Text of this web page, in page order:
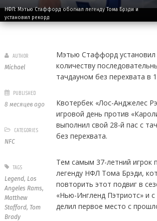
НФЛ: Мэтью Стаффорд обогнал легенду Тома Брэди и
установил рекорд
Мэтью Стаффорд установил
количеству
тачдауном без перехвата в
Квотербек «Лос-Анджелес
игровой день против
выполнил свой 28-й пас с
без перехвата.
Тем самым 37-летний игрок
легенду НФЛ Тома Брэди,
повторить этот подвиг в
«Нью-Ингленд Пэтриотс» и
делил первое место с
AUTHOR
Michael
PUBLISHED
8 месяцев ago
CATEGORIES
NFC
TAGS
Legend, Los
Angeles Rams,
Matthew
Stafford, Tom
Brady